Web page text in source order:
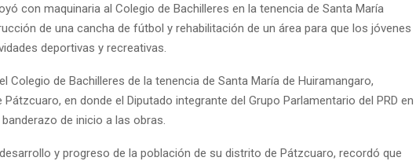
con maquinaria al Colegio de Bachilleres en la tenencia de Santa María
de una cancha de fútbol y rehabilitación de un área para que los jóvenes
deportivas y recreativas.
Colegio de Bachilleres de la tenencia de Santa María de Huiramangaro,
en donde el Diputado integrante del Grupo Parlamentario del PRD en
de inicio a las obras.
y progreso de la población de su distrito de Pátzcuaro, recordó que